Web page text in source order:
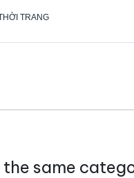
TRANG
the same